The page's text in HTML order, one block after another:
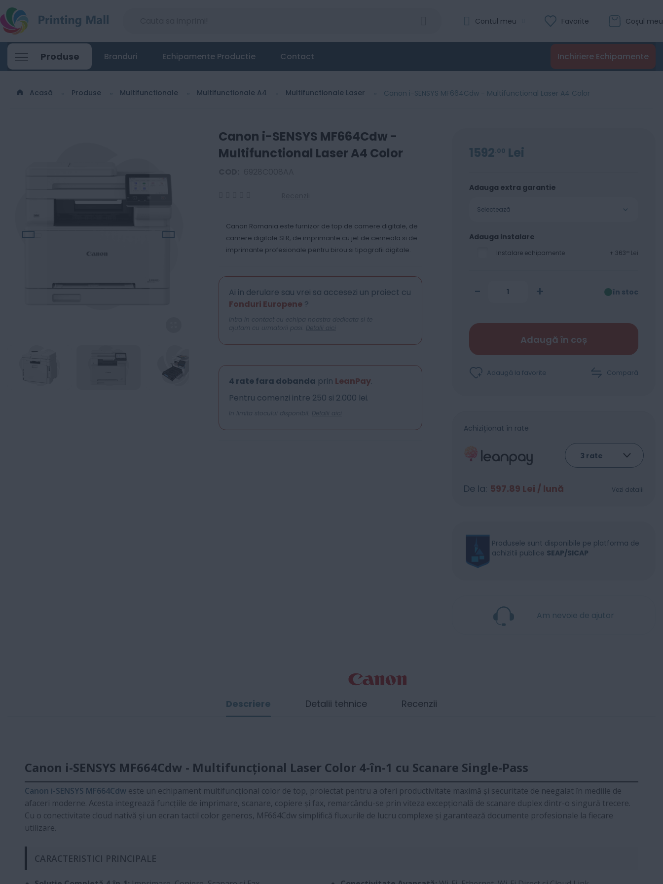
Coșul meu
Favorite
Contul meu
Produse Inchiriere Echipamente
Branduri Echipamente Productie Contact
Acasă Produse Multifunctionale Multifunctionale A4 Multifunctionale Laser Canon i-SENSYS MF664Cdw - Multifunctional Laser A4 Color
Canon i-SENSYS MF664Cdw -
Multifunctional Laser A4 Color
Canon Romania este furnizor de top de camere digitale, de
camere digitale SLR, de imprimante cu jet de cerneala si de
imprimante profesionale pentru birou si tipografii digitale.
Ai in derulare sau vrei sa accesezi un proiect cu
Fonduri Europene?
Intra in contact cu echipa noastra dedicata si te
ajutam cu urmatorii pasi. Detalii aici
4 rate fara dobanda prin LeanPay.
Pentru comenzi intre 250 si 2.000 lei.
In limita stocului disponibil. Detalii aici
1592 00 Lei
Adauga extra garantie
Selectează
Adauga instalare
Instalare echipamente + 363 Lei
- + în stoc
Adaugă în coș
Adaugă la favorite Compară
Achiziționat în rate
De la: 597.89 Lei / lună Vezi detalii
Produsele sunt disponibile pe platforma de
achizitii publice SEAP/SICAP
Am nevoie de ajutor
Canon i-SENSYS MF664Cdw - Multifunctional Laser A4 Color
Evaluare:
0
% of 100
Recenzii
1592 00 Lei Adaugă în coș
Descriere
Canon i-SENSYS MF664Cdw - Multifuncțional Laser Color 4-în-1 cu Scanare Single-Pass
Canon i-SENSYS MF664Cdw este un echipament multifuncțional color de top, proiectat pentru a oferi productivitate maximă și securitate de neegalat în mediile de
afaceri moderne. Acesta integrează funcțiile de imprimare, scanare, copiere și fax, remarcându-se prin viteza excepțională de scanare duplex dintr-o singură trecere.
Cu o conectivitate cloud nativă și un ecran tactil color generos, MF664Cdw simplifică fluxurile de lucru complexe și garantează documente profesionale la fiecare
utilizare.
CARACTERISTICI PRINCIPALE
Detalii tehnice Recenzii